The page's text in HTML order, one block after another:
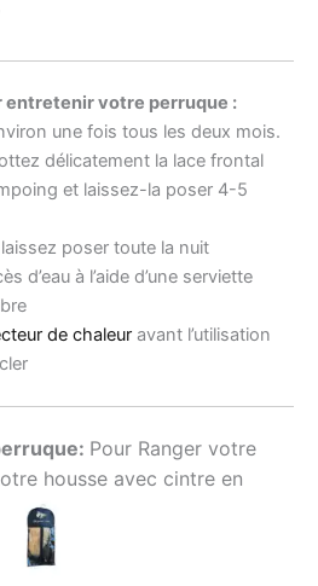
entretenir votre perruque :
une fois tous les deux mois.
délicatement la lace frontal
et laissez-la poser 4-5
poser toute la nuit
d’eau à l’aide d’une serviette
de chaleur avant l’utilisation
Pour Ranger votre
housse avec cintre en